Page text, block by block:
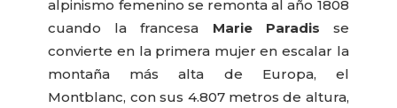
alpinismo femenino se remonta al año 1808
cuando la francesa Marie Paradis se
convierte en la primera mujer en escalar la
montaña más alta de Europa, el
Montblanc, con sus 4.807 metros de altura,